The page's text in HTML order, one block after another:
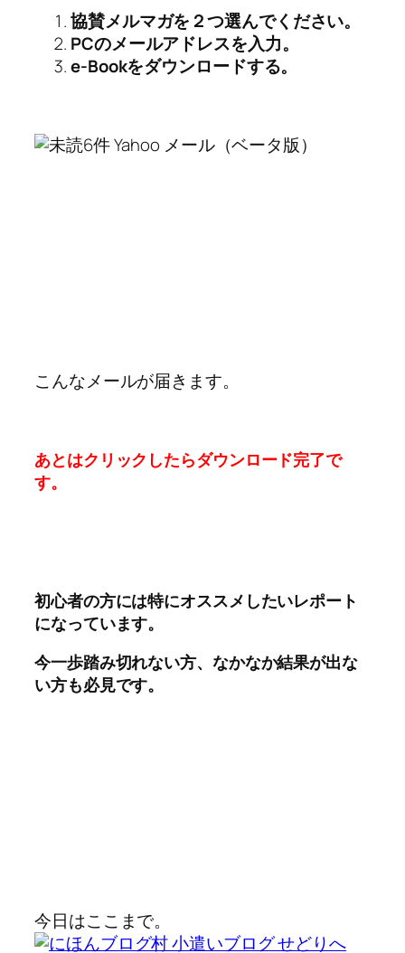
協賛メルマガを２つ選んでください。
PCのメールアドレスを入力。
e-Bookをダウンロードする。
こんなメールが届きます。
あとはクリックしたらダウンロード完了で
す。
初心者の方には特にオススメしたいレポート
になっています。
今一歩踏み切れない方、なかなか結果が出な
い方も必見です。
今日はここまで。